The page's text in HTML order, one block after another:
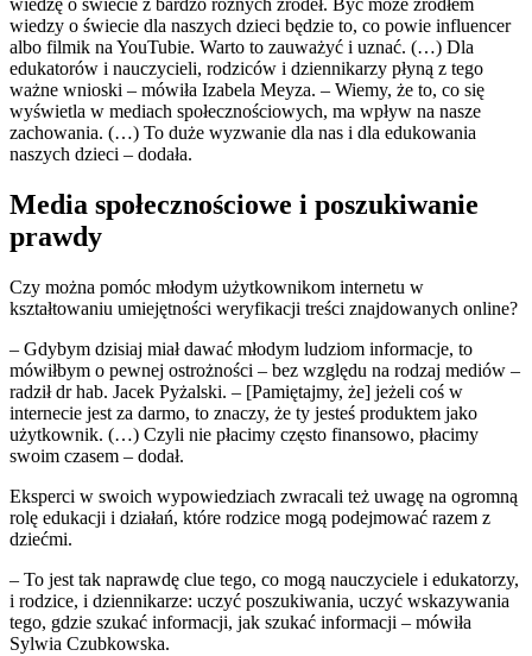
wiedzę o świecie z bardzo różnych źródeł. Być może źródłem
wiedzy o świecie dla naszych dzieci będzie to, co powie influencer
albo filmik na YouTubie. Warto to zauważyć i uznać. (…) Dla
edukatorów i nauczycieli, rodziców i dziennikarzy płyną z tego
ważne wnioski – mówiła Izabela Meyza. – Wiemy, że to, co się
wyświetla w mediach społecznościowych, ma wpływ na nasze
zachowania. (…) To duże wyzwanie dla nas i dla edukowania
naszych dzieci – dodała.
Media społecznościowe i poszukiwanie
prawdy
Czy można pomóc młodym użytkownikom internetu w
kształtowaniu umiejętności weryfikacji treści znajdowanych online?
– Gdybym dzisiaj miał dawać młodym ludziom informacje, to
mówiłbym o pewnej ostrożności – bez względu na rodzaj mediów –
radził dr hab. Jacek Pyżalski. – [Pamiętajmy, że] jeżeli coś w
internecie jest za darmo, to znaczy, że ty jesteś produktem jako
użytkownik. (…) Czyli nie płacimy często finansowo, płacimy
swoim czasem – dodał.
Eksperci w swoich wypowiedziach zwracali też uwagę na ogromną
rolę edukacji i działań, które rodzice mogą podejmować razem z
dziećmi.
– To jest tak naprawdę clue tego, co mogą nauczyciele i edukatorzy,
i rodzice, i dziennikarze: uczyć poszukiwania, uczyć wskazywania
tego, gdzie szukać informacji, jak szukać informacji – mówiła
Sylwia Czubkowska.